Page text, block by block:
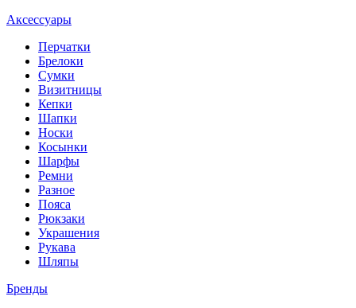
Аксессуары
Перчатки
Брелоки
Сумки
Визитницы
Кепки
Шапки
Носки
Косынки
Шарфы
Ремни
Разное
Пояса
Рюкзаки
Украшения
Рукава
Шляпы
Бренды